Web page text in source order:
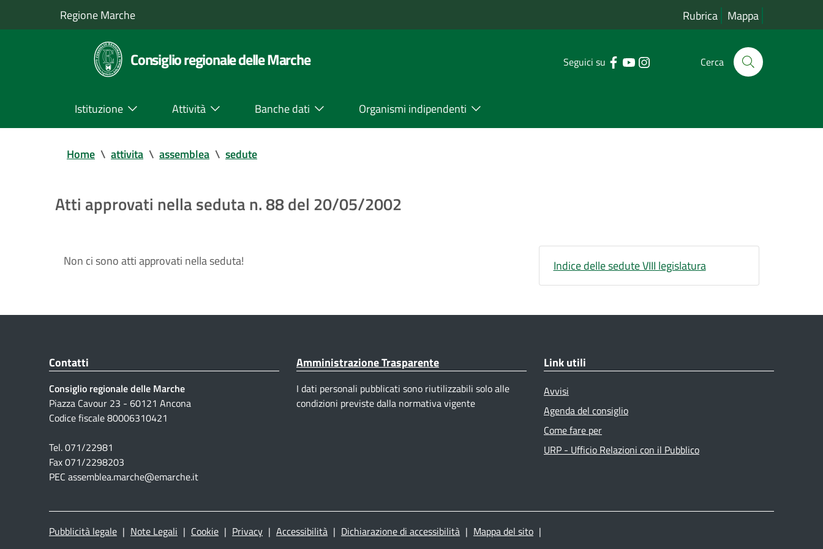
Regione Marche Rubrica Mappa
Consiglio regionale delle Marche Seguici su Cerca
Istituzione Attività Banche dati Organismi indipendenti
Home \ attivita \ assemblea \ sedute
Atti approvati nella seduta n. 88 del 20/05/2002
Non ci sono atti approvati nella seduta! Indice delle sedute VIII legislatura
Contatti
Consiglio regionale delle Marche
Piazza Cavour 23 - 60121 Ancona
Codice fiscale 80006310421
Tel. 071/22981
Fax 071/2298203
PEC assemblea.marche@emarche.it
Amministrazione Trasparente
I dati personali pubblicati sono riutilizzabili solo alle
condizioni previste dalla normativa vigente
Link utili
Avvisi
Agenda del consiglio
Come fare per
URP - Ufficio Relazioni con il Pubblico
Pubblicità legale | Note Legali | Cookie | Privacy | Accessibilità | Dichiarazione di accessibilità | Mappa del sito |